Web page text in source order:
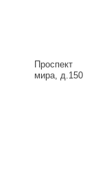
Проспект
мира, д.150